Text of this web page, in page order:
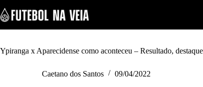
k
i
p
o
Ypiranga x Aparecidense como aconteceu – Resultado,
Caetano dos Santos 09/04/2022